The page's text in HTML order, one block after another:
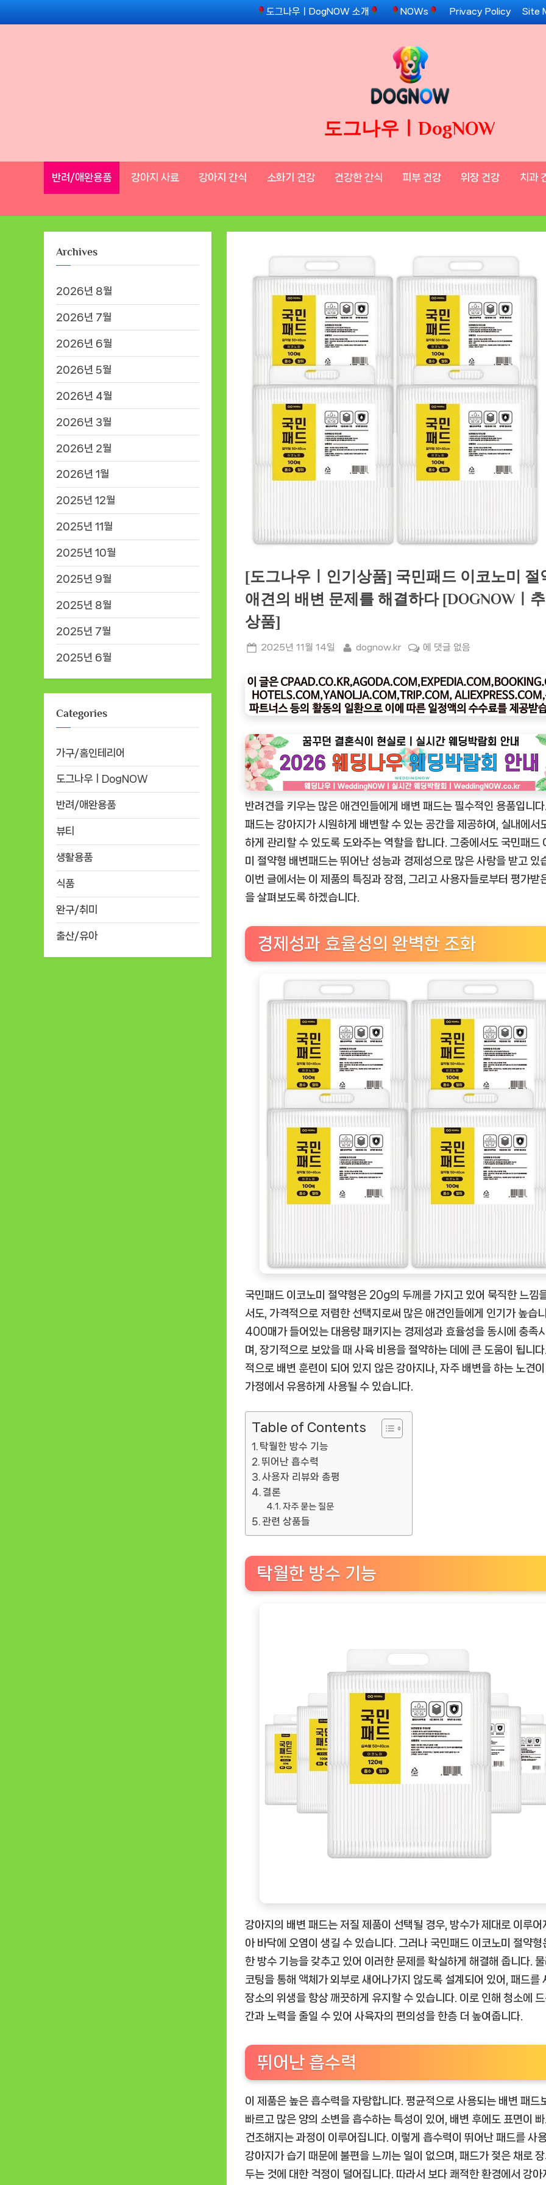
to
도그나우ㅣDogNOW 소개 NOWs Privacy Policy Site
도그나우ㅣDogNOW
반려/애완용품 강아지 사료 강아지 간식 소화기 건강 건강한 간식 피부 건강 위장 건강 치과
[도그나우ㅣ인기상품] 국민패드 이코노미 절
애견의 배변 문제를 해결하다 [DOGNOWㅣ
상품]
Posted
2025년 11월 14일 By
dognow.kr
[도
나
우
ㅣ
기
상
품]
국
민
패
드
코
노
형,
애
견
해
결
하
[DOGNOW
추
천
에 댓글 없음
반려견을 키우는 많은 애견인들에게 배변 패드는 필수적인 용품입니
패드는 강아지가 시원하게 배변할 수 있는 공간을 제공하여, 실내에서
하게 관리할 수 있도록 도와주는 역할을 합니다. 그중에서도 국민패드
미 절약형 배변패드는 뛰어난 성능과 경제성으로 많은 사랑을 받고 있
이번 글에서는 이 제품의 특징과 장점, 그리고 사용자들로부터 평가받
을 살펴보도록 하겠습니다.
경제성과 효율성의 완벽한 조화
국민패드 이코노미 절약형은 20g의 두께를 가지고 있어 묵직한 느낌
서도, 가격적으로 저렴한 선택지로써 많은 애견인들에게 인기가 높습
400매가 들어있는 대용량 패키지는 경제성과 효율성을 동시에 충족
며, 장기적으로 보았을 때 사육 비용을 절약하는 데에 큰 도움이 됩니
적으로 배변 훈련이 되어 있지 않은 강아지나, 자주 배변을 하는 노견
가정에서 유용하게 사용될 수 있습니다.
Table of Contents
탁월한 방수 기능
뛰어난 흡수력
사용자 리뷰와 총평
결론
자주 묻는 질문
관련 상품들
탁월한 방수 기능
강아지의 배변 패드는 저질 제품이 선택될 경우, 방수가 제대로 이루어
아 바닥에 오염이 생길 수 있습니다. 그러나 국민패드 이코노미 절약형
한 방수 기능을 갖추고 있어 이러한 문제를 확실하게 해결해 줍니다.
코팅을 통해 액체가 외부로 새어나가지 않도록 설계되어 있어, 패드를
장소의 위생을 항상 깨끗하게 유지할 수 있습니다. 이로 인해 청소에
간과 노력을 줄일 수 있어 사육자의 편의성을 한층 더 높여줍니다.
뛰어난 흡수력
이 제품은 높은 흡수력을 자랑합니다. 평균적으로 사용되는 배변 패드
빠르고 많은 양의 소변을 흡수하는 특성이 있어, 배변 후에도 표면이
건조해지는 과정이 이루어집니다. 이렇게 흡수력이 뛰어난 패드를 사
강아지가 습기 때문에 불편을 느끼는 일이 없으며, 패드가 젖은 채로
두는 것에 대한 걱정이 덜어집니다. 따라서 보다 쾌적한 환경에서 강아
Archives
2026년 8월
2026년 7월
2026년 6월
2026년 5월
2026년 4월
2026년 3월
2026년 2월
2026년 1월
2025년 12월
2025년 11월
2025년 10월
2025년 9월
2025년 8월
2025년 7월
2025년 6월
Categories
가구/홈인테리어
도그나우ㅣDogNOW
반려/애완용품
뷰티
생활용품
식품
완구/취미
출산/유아